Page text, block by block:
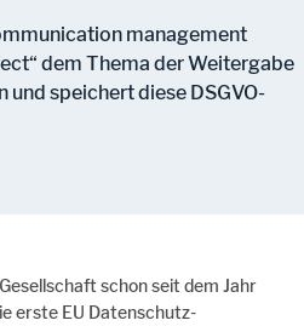
management
dem Thema der Weitergabe
und speichert diese DSGVO-
schon seit dem Jahr
erste EU Datenschutz-